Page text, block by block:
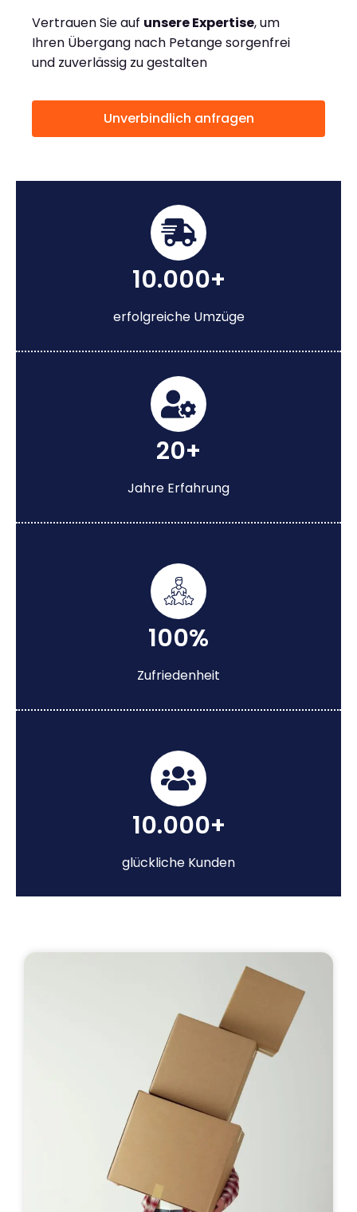
Vertrauen Sie auf unsere Expertise, um
Ihren Übergang nach Petange sorgenfrei
und zuverlässig zu gestalten
Unverbindlich anfragen
10.000+
erfolgreiche Umzüge
20+
Jahre Erfahrung
100%
Zufriedenheit
10.000+
glückliche Kunden